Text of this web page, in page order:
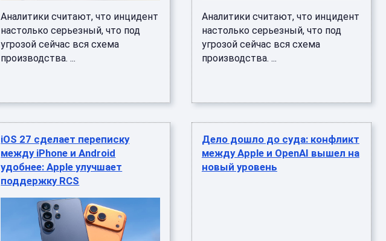
Аналитики считают, что инцидент
настолько серьезный, что под
угрозой сейчас вся схема
производства. ...
Аналитики считают, что инцидент
настолько серьезный, что под
угрозой сейчас вся схема
производства. ...
iOS 27 сделает переписку
между iPhone и Android
удобнее: Apple улучшает
поддержку RCS
Дело дошло до суда: конфликт
между Apple и OpenAI вышел на
новый уровень